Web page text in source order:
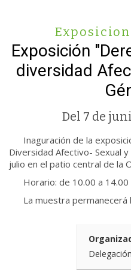
Exposición
diversidad
Del 7 de
Inaguración de la
Diversidad Afectivo- Sexual
julio en el patio central de la
Horario: de 10.00 a 14.00
La muestra permanecerá